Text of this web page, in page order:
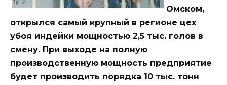
Омском,
открылся самый крупный в регионе цех
убоя индейки мощностью 2,5 тыс. голов в
смену. При выходе на полную
производственную мощность предприятие
будет производить порядка 10 тыс. тонн